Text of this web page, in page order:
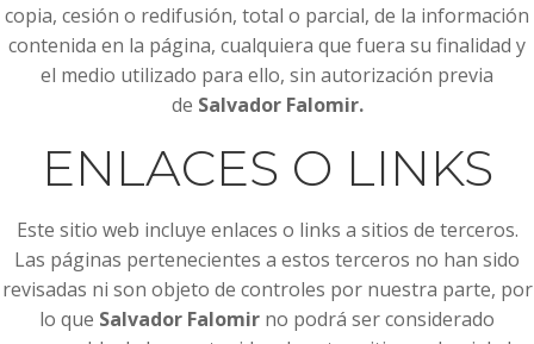
copia, cesión o redifusión, total o parcial, de la información
contenida en la página, cualquiera que fuera su finalidad y
el medio utilizado para ello, sin autorización previa
de Salvador Falomir.
ENLACES O LINKS
Este sitio web incluye enlaces o links a sitios de terceros.
Las páginas pertenecientes a estos terceros no han sido
revisadas ni son objeto de controles por nuestra parte, por
lo que Salvador Falomir no podrá ser considerado